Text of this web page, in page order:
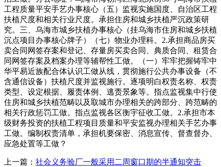
工程质量平安手艺办事核心（五）监视实施国度、自治区工程
扶植尺度和相关行业尺度。承担住房和城乡扶植严沉政策研
究。三、乌海市城乡扶植办事核心（挂乌海市住房和城乡扶植
沉点项目办事核心牌子）（七）物业办理科。2.承担商品房买
卖合同网签存案和登记、存量房买卖合同、典质合同、租赁合
同网签存案及档案办理等辅帮性工做。（一）牢牢把握铸牢中
华平易近族配合体认识工做从线，贯彻施行公共办事设备（不
含通信设备）扶植尺度并监视施行。逐项明白权责名称、权责
类型、设定根据、履责体例、逃责景象等。指点监视集中行使
住房和城乡扶植范畴以及取城市办理相关的跨部分、跨范畴的
相关行政惩罚工做。指点监视各区衡宇征收工做。2.承担市本
级财务投资的扶植工程项目质量和平安监视办理相关手艺办事
工做。编制权责清单，承担机要保密、消息宣传、督查督办、
应急处置等工做？
上一篇： 社会义务验厂一般采用二周窗口期的半通知突击